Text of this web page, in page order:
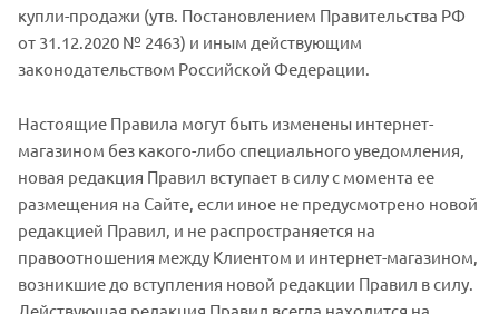
купли-продажи (утв. Постановлением Правительства РФ
от 31.12.2020 № 2463) и иным действующим
законодательством Российской Федерации.
Настоящие Правила могут быть изменены интернет-
магазином без какого-либо специального уведомления,
новая редакция Правил вступает в силу с момента ее
размещения на Сайте, если иное не предусмотрено новой
редакцией Правил, и не распространяется на
правоотношения между Клиентом и интернет-магазином,
возникшие до вступления новой редакции Правил в силу.